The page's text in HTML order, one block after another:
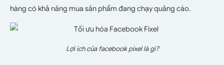
hàng có khả năng mua sản phẩm đang chạy quảng cáo.
Lợi ích của facebook pixel là gì?